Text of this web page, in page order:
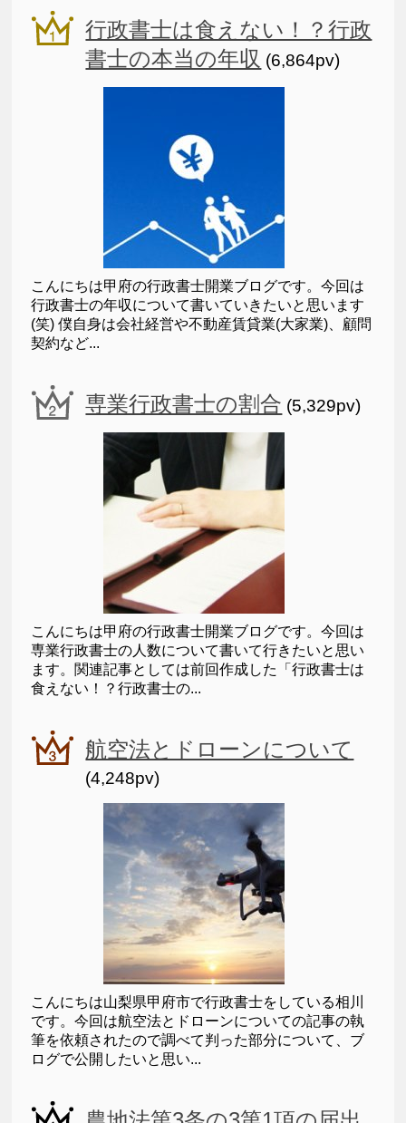
行政書士は食えない！？行政
書士の本当の年収 (6,864pv)
こんにちは甲府の行政書士開業ブログです。今回は
行政書士の年収について書いていきたいと思います
(笑) 僕自身は会社経営や不動産賃貸業(大家業)、顧問
契約など...
専業行政書士の割合 (5,329pv)
こんにちは甲府の行政書士開業ブログです。今回は
専業行政書士の人数について書いて行きたいと思い
ます。関連記事としては前回作成した「行政書士は
食えない！？行政書士の...
航空法とドローンについて
(4,248pv)
こんにちは山梨県甲府市で行政書士をしている相川
です。今回は航空法とドローンについての記事の執
筆を依頼されたので調べて判った部分について、ブ
ログで公開したいと思い...